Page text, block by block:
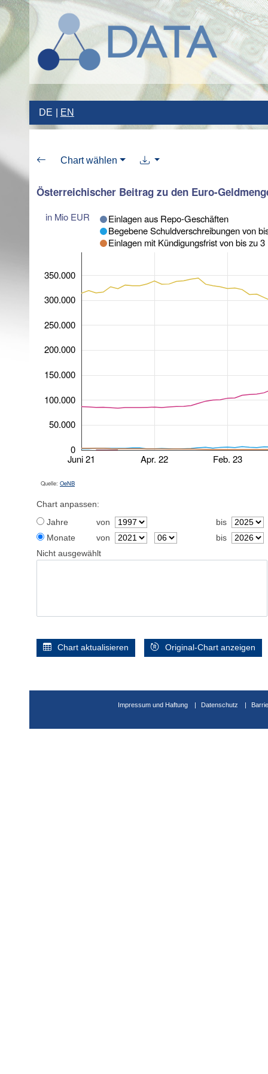
DE EN
Chart wählen
Österreichischer Beitrag zu den Euro-
in Mio EUR
Juni 21 Apr. 22 Feb. 23
0
50.000
100.000
150.000
200.000
250.000
300.000
350.000
Einlagen aus Repo-Geschäften
Begebene Schuldverschreibungen von
Einlagen mit Kündigungsfrist von bis zu
Quelle: OeNB
Chart anpassen:
Jahre
von
bis
Monate
von
bis
Nicht ausgewählt
Chart aktualisieren Original-Chart anzeigen
Impressum und Haftung Datenschutz